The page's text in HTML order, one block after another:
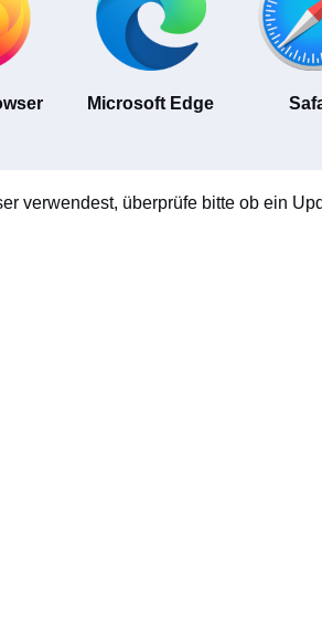
Microsoft Edge
verwendest, überprüfe bitte ob ein